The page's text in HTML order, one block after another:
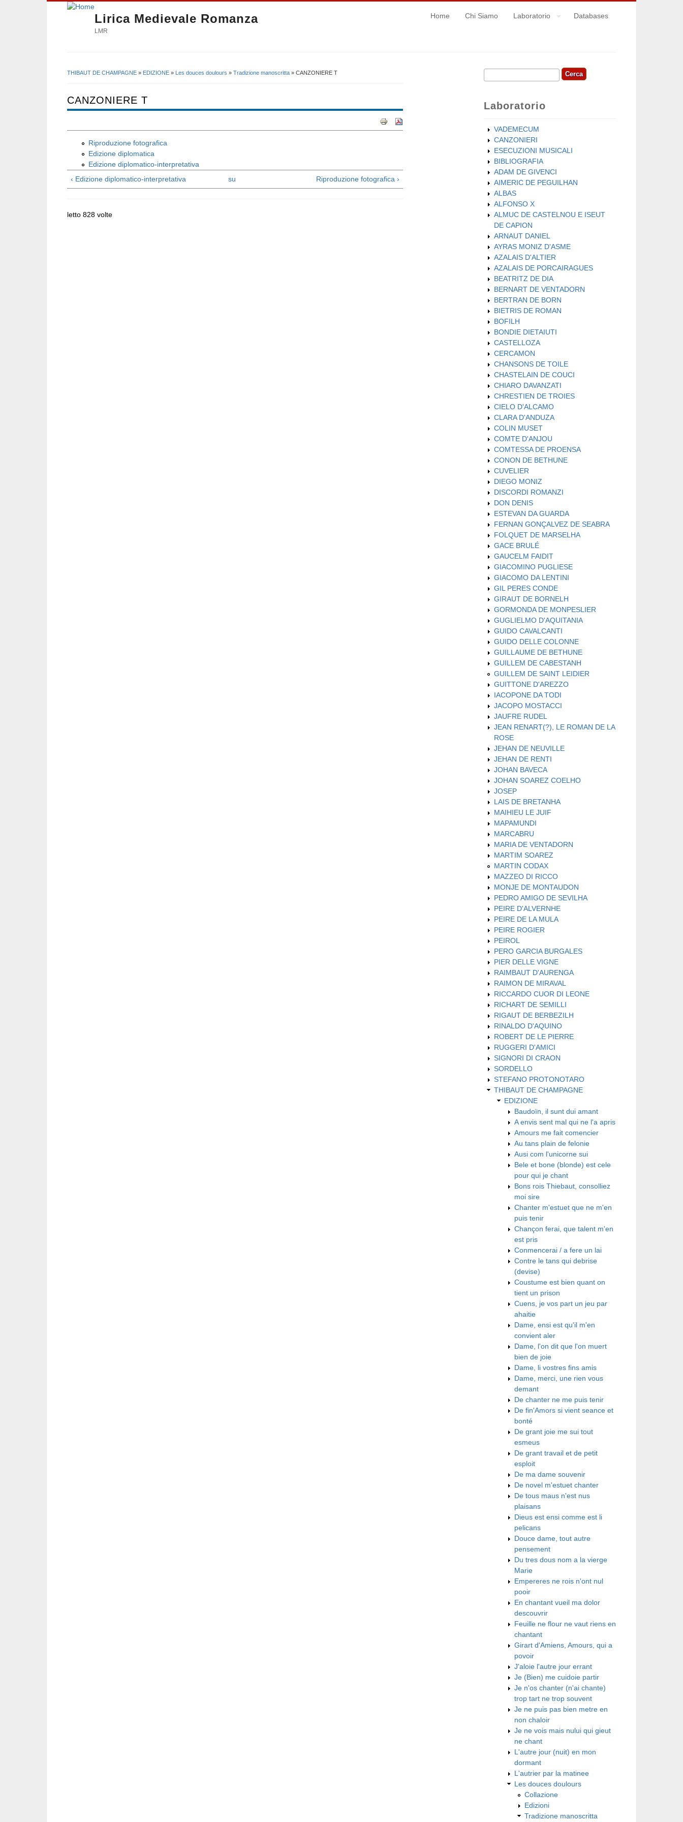
Lirica Medievale Romanza
LMR
Home Chi Siamo Laboratorio Databases
THIBAUT DE CHAMPAGNE » EDIZIONE » Les douces doulours » Tradizione manoscritta » CANZONIERE T
CANZONIERE T
Riproduzione fotografica
Edizione diplomatica
Edizione diplomatico-interpretativa
‹ Edizione diplomatico-interpretativa
su Riproduzione fotografica ›
letto 828 volte
Form di ricerca
Cerca
Laboratorio
VADEMECUM
CANZONIERI
ESECUZIONI MUSICALI
BIBLIOGRAFIA
ADAM DE GIVENCI
AIMERIC DE PEGUILHAN
ALBAS
ALFONSO X
ALMUC DE CASTELNOU E ISEUT
DE CAPION
ARNAUT DANIEL
AYRAS MONIZ D'ASME
AZALAIS D'ALTIER
AZALAIS DE PORCAIRAGUES
BEATRITZ DE DIA
BERNART DE VENTADORN
BERTRAN DE BORN
BIETRIS DE ROMAN
BOFILH
BONDIE DIETAIUTI
CASTELLOZA
CERCAMON
CHANSONS DE TOILE
CHASTELAIN DE COUCI
CHIARO DAVANZATI
CHRESTIEN DE TROIES
CIELO D'ALCAMO
CLARA D'ANDUZA
COLIN MUSET
COMTE D'ANJOU
COMTESSA DE PROENSA
CONON DE BETHUNE
CUVELIER
DIEGO MONIZ
DISCORDI ROMANZI
DON DENIS
ESTEVAN DA GUARDA
FERNAN GONÇALVEZ DE SEABRA
FOLQUET DE MARSELHA
GACE BRULÉ
GAUCELM FAIDIT
GIACOMINO PUGLIESE
GIACOMO DA LENTINI
GIL PERES CONDE
GIRAUT DE BORNELH
GORMONDA DE MONPESLIER
GUGLIELMO D'AQUITANIA
GUIDO CAVALCANTI
GUIDO DELLE COLONNE
GUILLAUME DE BETHUNE
GUILLEM DE CABESTANH
GUILLEM DE SAINT LEIDIER
GUITTONE D'AREZZO
IACOPONE DA TODI
JACOPO MOSTACCI
JAUFRE RUDEL
JEAN RENART(?), LE ROMAN DE LA
ROSE
JEHAN DE NEUVILLE
JEHAN DE RENTI
JOHAN BAVECA
JOHAN SOAREZ COELHO
JOSEP
LAIS DE BRETANHA
MAIHIEU LE JUIF
MAPAMUNDI
MARCABRU
MARIA DE VENTADORN
MARTIM SOAREZ
MARTIN CODAX
MAZZEO DI RICCO
MONJE DE MONTAUDON
PEDRO AMIGO DE SEVILHA
PEIRE D'ALVERNHE
PEIRE DE LA MULA
PEIRE ROGIER
PEIROL
PERO GARCIA BURGALES
PIER DELLE VIGNE
RAIMBAUT D'AURENGA
RAIMON DE MIRAVAL
RICCARDO CUOR DI LEONE
RICHART DE SEMILLI
RIGAUT DE BERBEZILH
RINALDO D'AQUINO
ROBERT DE LE PIERRE
RUGGERI D'AMICI
SIGNORI DI CRAON
SORDELLO
STEFANO PROTONOTARO
THIBAUT DE CHAMPAGNE
EDIZIONE
Baudoïn, il sunt dui amant
A envis sent mal qui ne l'a apris
Amours me fait comencier
Au tans plain de felonie
Ausi com l'unicorne sui
Bele et bone (blonde) est cele
pour qui je chant
Bons rois Thiebaut, consolliez
moi sire
Chanter m'estuet que ne m'en
puis tenir
Chançon ferai, que talent m'en
est pris
Conmencerai / a fere un lai
Contre le tans qui debrise
(devise)
Coustume est bien quant on
tient un prison
Cuens, je vos part un jeu par
ahaitie
Dame, ensi est qu'il m'en
convient aler
Dame, l'on dit que l'on muert
bien de joie
Dame, li vostres fins amis
Dame, merci, une rien vous
demant
De chanter ne me puis tenir
De fin'Amors si vient seance et
bonté
De grant joie me sui tout
esmeus
De grant travail et de petit
esploit
De ma dame souvenir
De novel m'estuet chanter
De tous maus n'est nus
plaisans
Dieus est ensi comme est li
pelicans
Douce dame, tout autre
pensement
Du tres dous nom a la vierge
Marie
Empereres ne rois n'ont nul
pooir
En chantant vueil ma dolor
descouvrir
Feuille ne flour ne vaut riens en
chantant
Girart d'Amiens, Amours, qui a
povoir
J'aloie l'autre jour errant
Je (Bien) me cuidoie partir
Je n'os chanter (n'ai chante)
trop tart ne trop souvent
Je ne puis pas bien metre en
non chaloir
Je ne vois mais nului qui gieut
ne chant
L'autre jour (nuit) en mon
dormant
L'autrier par la matinee
Les douces doulours
Collazione
Edizioni
Tradizione manoscritta